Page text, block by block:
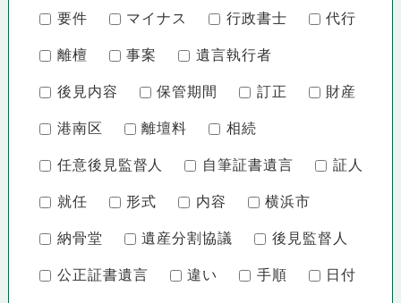
要件 マイナス 行政書士 代行
離檀 事案 遺言執行者
後見内容 保管期間 訂正 財産
港南区 離壇料 相続
任意後見監督人 自筆証書遺言 証人
就任 形式 内容 横浜市
納骨堂 遺産分割協議 後見監督人
公正証書遺言 違い 手順 日付